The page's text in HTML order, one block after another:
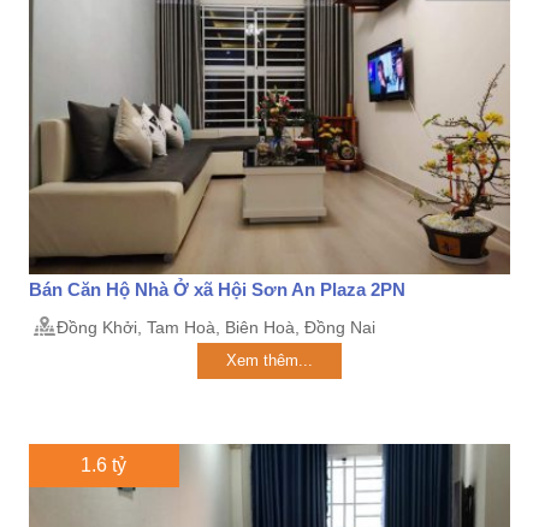
Bán Căn Hộ Nhà Ở xã Hội Sơn An Plaza 2PN
Đồng Khởi, Tam Hoà, Biên Hoà, Đồng Nai
Xem thêm...
1.6 tỷ